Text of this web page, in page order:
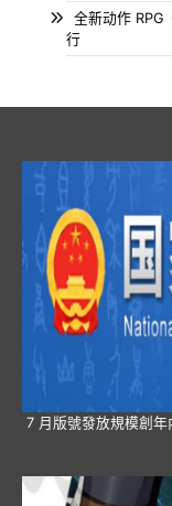
全新动作 RPG
行
7 月版號發放規模創